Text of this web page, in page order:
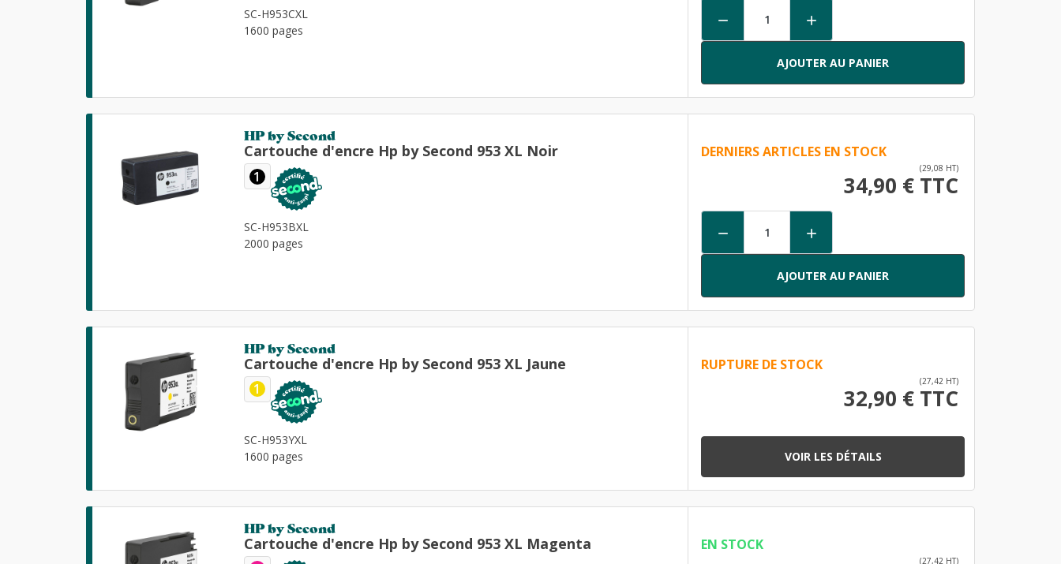
SC-H953CXL
1600 pages
 
AJOUTER AU PANIER
HP by Second
Cartouche d'encre Hp by Second 953 XL Noir
1
SC-H953BXL
2000 pages
DERNIERS ARTICLES EN STOCK
(29,08 HT)
34,90 € TTC
 
AJOUTER AU PANIER
HP by Second
Cartouche d'encre Hp by Second 953 XL Jaune
1
SC-H953YXL
1600 pages
RUPTURE DE STOCK
(27,42 HT)
32,90 € TTC
VOIR LES DÉTAILS
HP by Second
Cartouche d'encre Hp by Second 953 XL Magenta EN STOCK
(27,42 HT)